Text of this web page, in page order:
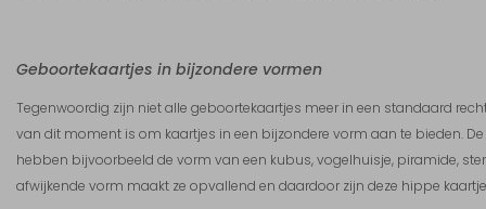
Geboortekaartjes in bijzondere vormen
Tegenwoordig zijn niet alle geboortekaartjes meer in een standaard
van dit moment is om kaartjes in een bijzondere vorm aan te bieden.
hebben bijvoorbeeld de vorm van een kubus, vogelhuisje, piramide,
afwijkende vorm maakt ze opvallend en daardoor zijn deze hippe